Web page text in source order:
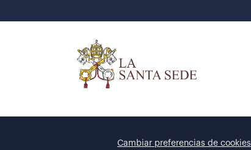
Cambiar preferencias de cookies